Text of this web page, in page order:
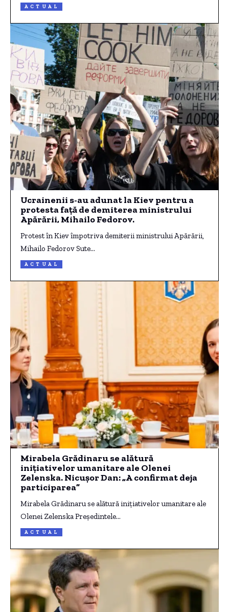
ACTUAL
Ucrainenii s-au adunat la Kiev pentru a
protesta față de demiterea ministrului
Apărării, Mihailo Fedorov.
Protest în Kiev împotriva demiterii ministrului Apărării,
Mihailo Fedorov Sute…
ACTUAL
Mirabela Grădinaru se alătură
inițiativelor umanitare ale Olenei
Zelenska. Nicușor Dan: „A confirmat deja
participarea”
Mirabela Grădinaru se alătură inițiativelor umanitare ale
Olenei Zelenska Președintele…
ACTUAL